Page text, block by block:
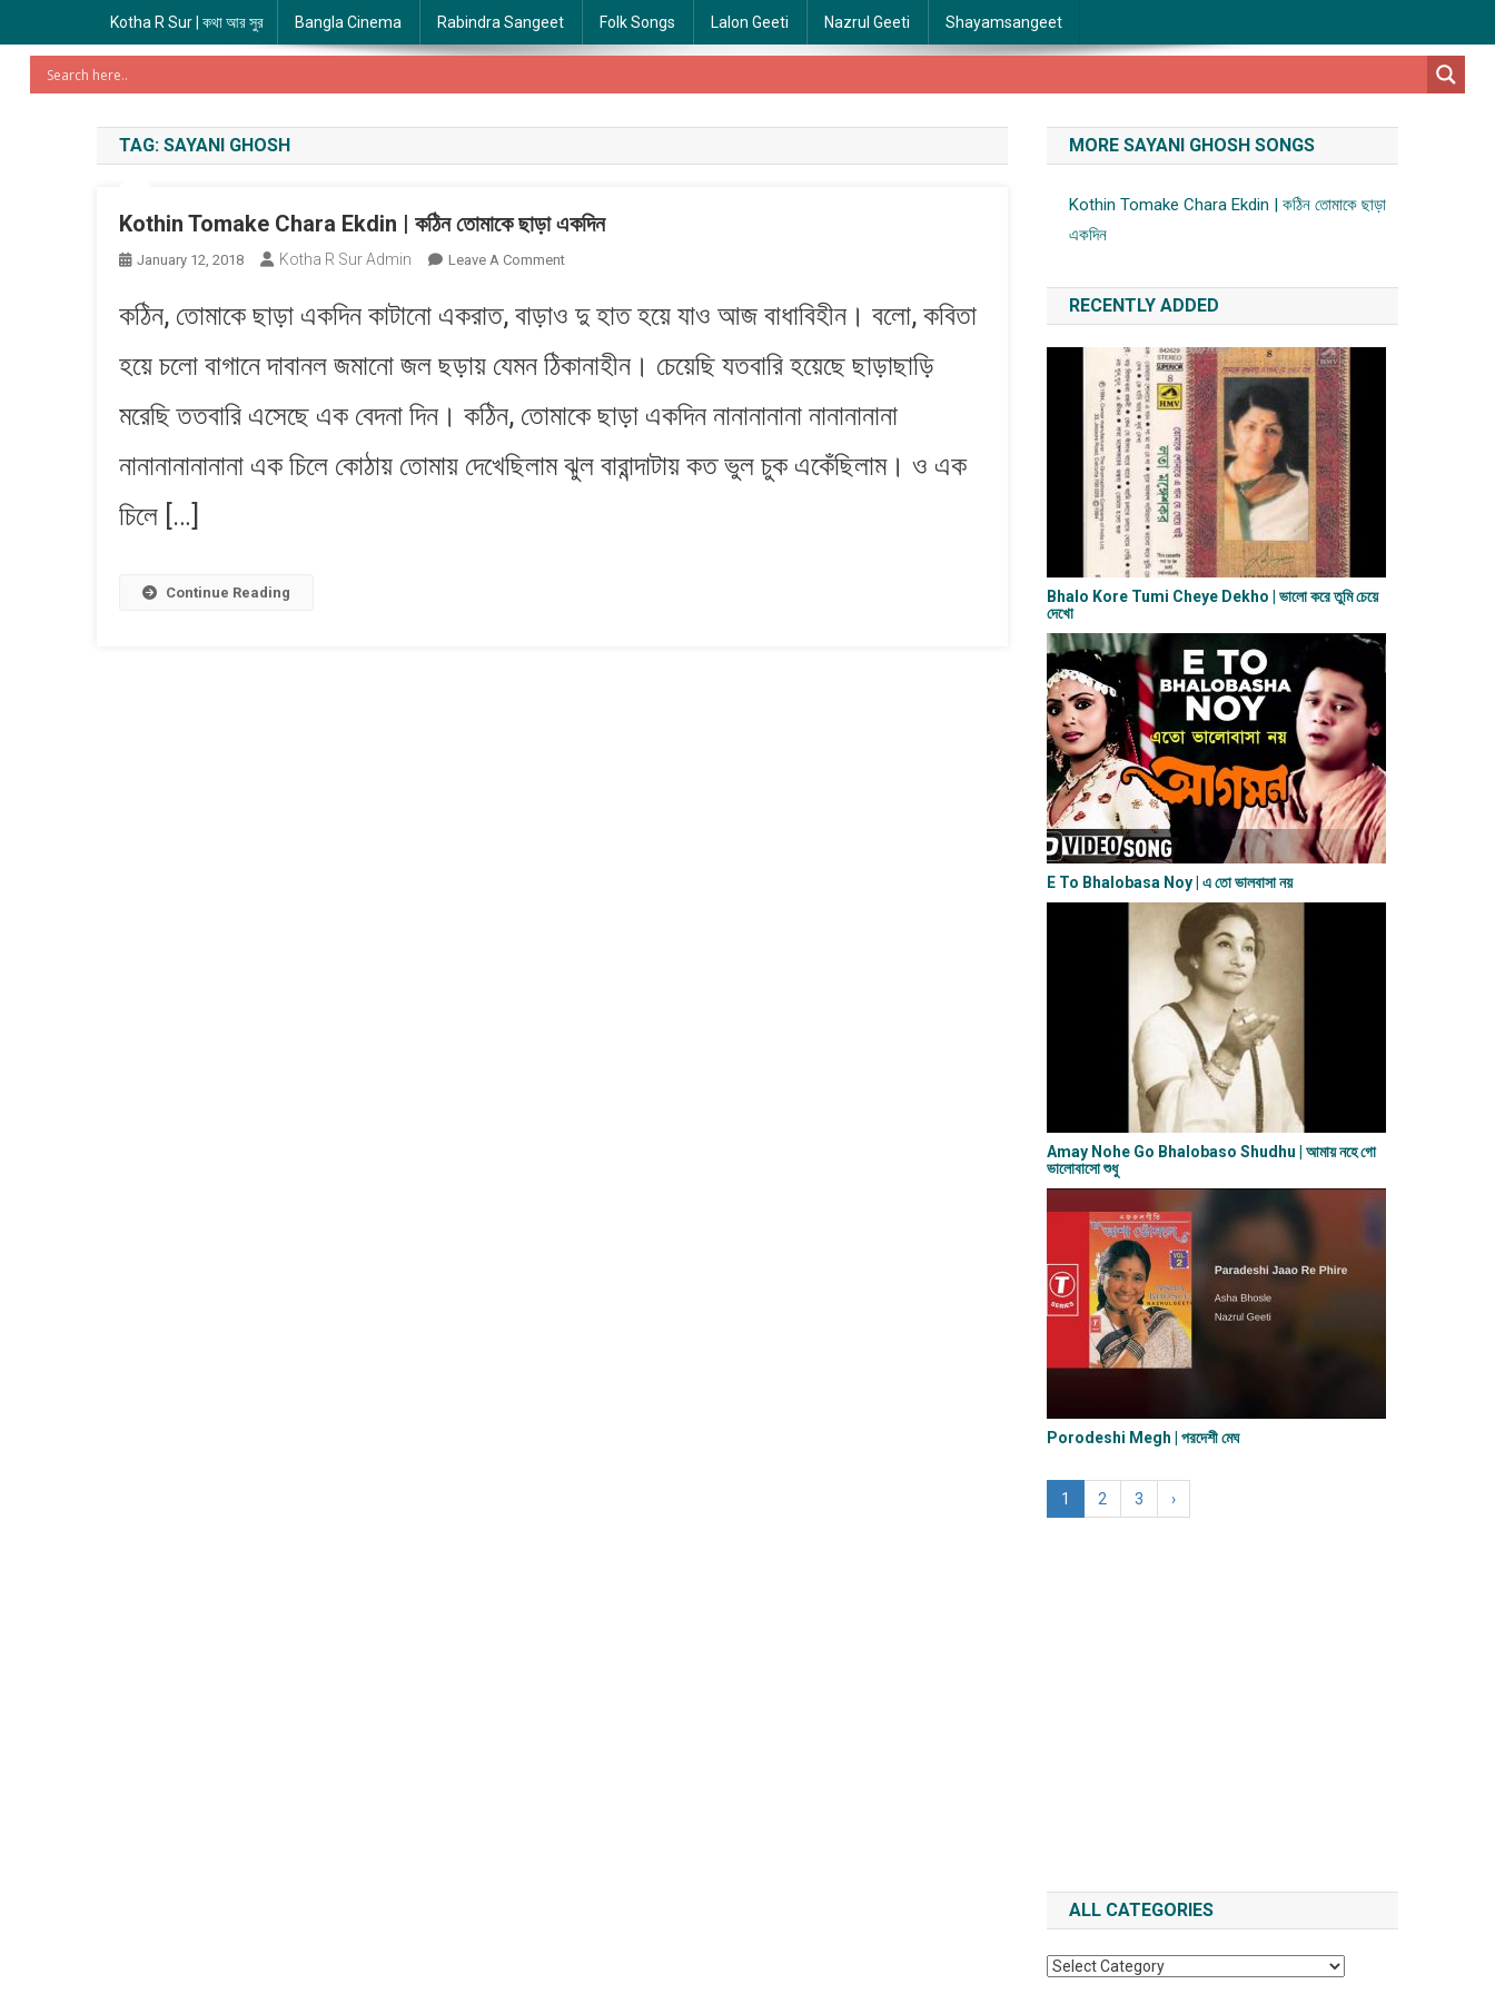
Kotha R Sur | কথা আর সুর Bangla Cinema Rabindra Sangeet Folk Songs Lalon Geeti Nazrul Geeti Shayamsangeet
TAG: SAYANI GHOSH
Kothin Tomake Chara Ekdin | কঠিন তোমাকে ছাড়া একদিন
January 12, 2018 Kotha R Sur Admin Leave A CommentOn
Tomake
Ekdin
কঠিন
ছাড়া
কঠিন, তোমাকে ছাড়া একদিন কাটানো একরাত, বাড়াও দু হাত হয়ে যাও আজ বাধাবিহীন। বলো, কবিতা
হয়ে চলো বাগানে দাবানল জমানো জল ছড়ায় যেমন ঠিকানাহীন। চেয়েছি যতবারি হয়েছে ছাড়াছাড়ি
মরেছি ততবারি এসেছে এক বেদনা দিন। কঠিন, তোমাকে ছাড়া একদিন নানানানানা নানানানানা
নানানানানানানা এক চিলে কোঠায় তোমায় দেখেছিলাম ঝুল বারান্দাটায় কত ভুল চুক একেঁছিলাম। ও এক
চিলে […]
Continue Reading
MORE SAYANI GHOSH SONGS
Kothin Tomake Chara Ekdin | কঠিন তোমাকে ছাড়া
একদিন
RECENTLY ADDED
Bhalo Kore Tumi Cheye Dekho | ভালো করে তুমি চেয়ে
দেখো
E To Bhalobasa Noy | এ তো ভালবাসা ন​য়
Amay Nohe Go Bhalobaso Shudhu | আমায় নহে গো
ভালোবাসো শুধু
Porodeshi Megh | পরদেশী মেঘ
1 2 3 ›
ALL CATEGORIES
All